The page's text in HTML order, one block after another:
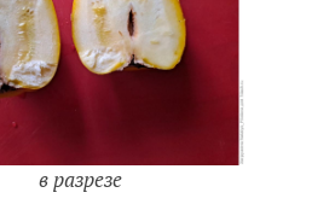
в разрезе